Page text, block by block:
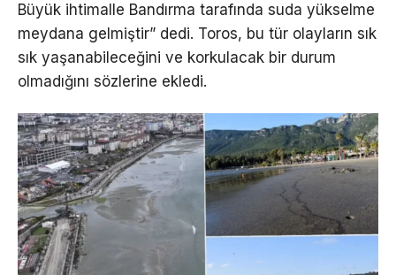
Büyük ihtimalle Bandırma tarafında suda yükselme
meydana gelmiştir” dedi. Toros, bu tür olayların sık
sık yaşanabileceğini ve korkulacak bir durum
olmadığını sözlerine ekledi.